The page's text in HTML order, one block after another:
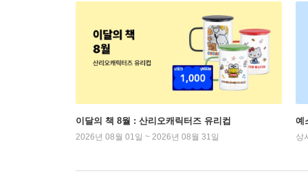
이달의 책 8월 : 산리오캐릭터즈 유리컵
2026년 08월 01일 ~ 2026년 08월 31일
예
상